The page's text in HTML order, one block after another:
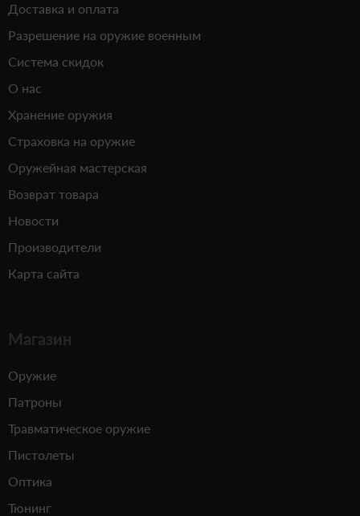
Доставка и оплата
Разрешение на оружие военным
Система скидок
О нас
Хранение оружия
Страховка на оружие
Оружейная мастерская
Возврат товара
Новости
Производители
Карта сайта
Магазин
Оружие
Патроны
Травматическое оружие
Пистолеты
Оптика
Тюнинг